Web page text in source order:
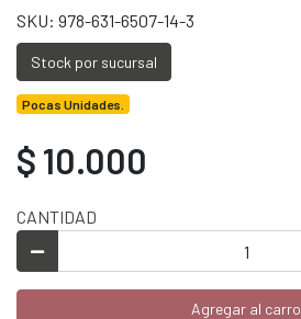
SKU: 978-631-6507-14-3
Stock por sucursal
Pocas Unidades.
$ 10.000
CANTIDAD
Agregar al carro